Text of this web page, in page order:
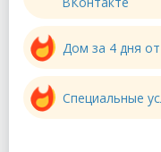
Дом за 4 дня
Специальные